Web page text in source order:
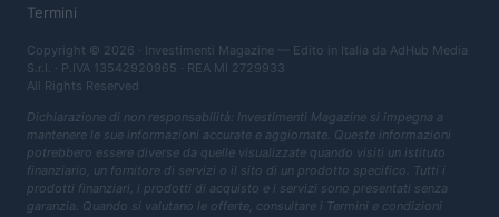
Termini
Copyright © 2026 · Investimenti Magazine — Edito in Italia da AdHub Media
S.r.l. · P.IVA 13542920965 · REA MI 2729933
All Rights Reserved
Dichiarazione di non responsabilità: Investimenti Magazine si impegna a
mantenere le sue informazioni accurate e aggiornate. Queste informazioni
potrebbero essere diverse da quelle visualizzate quando visiti un istituto
finanziario, un fornitore di servizi o il sito di un prodotto specifico. Tutti i
prodotti finanziari, i prodotti di acquisto e i servizi sono presentati senza
garanzia. Quando si valutano le offerte, consultare i Termini e condizioni